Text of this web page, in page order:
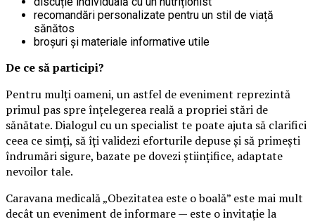
recomandări personalizate pentru un stil de viață
sănătos
broșuri și materiale informative utile
De ce să participi?
Pentru mulți oameni, un astfel de eveniment reprezintă
primul pas spre înțelegerea reală a propriei stări de
sănătate. Dialogul cu un specialist te poate ajuta să clarifici
ceea ce simți, să îți validezi eforturile depuse și să primești
îndrumări sigure, bazate pe dovezi științifice, adaptate
nevoilor tale.
Caravana medicală „Obezitatea este o boală” este mai mult
decât un eveniment de informare — este o invitație la